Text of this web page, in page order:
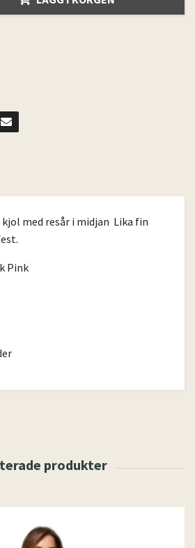
med resår i midjan Lika fin
Pink